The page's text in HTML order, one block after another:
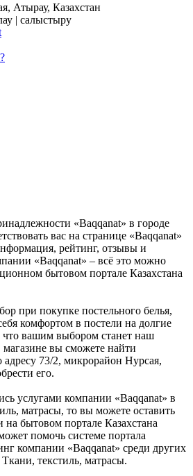
Атырау, Казахстан
| салыстыру
«Baqqanat» в городе
вас на странице «Baqqanat»
рейтинг, отзывы и
«Baqqanat» – всё это можно
бытовом портале Казахстана
при покупке постельного белья,
комфортом в постели на долгие
что вашим выбором станет наш
вы сможете найти
адресу 73/2, микрорайон Нурсая,
его.
услугами компании «Baqqanat» в
матрасы, то вы можете оставить
бытовом портале Казахстана
помочь системе портала
компании «Baqqanat» среди других
текстиль, матрасы.